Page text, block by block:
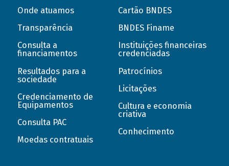
Onde atuamos
Transparência
Consulta a
financiamentos
Resultados para a
sociedade
Credenciamento de
Equipamentos
Consulta PAC
Moedas contratuais
Cartão BNDES
BNDES Finame
Instituições financeiras
credenciadas
Patrocínios
Licitações
Cultura e economia
criativa
Conhecimento